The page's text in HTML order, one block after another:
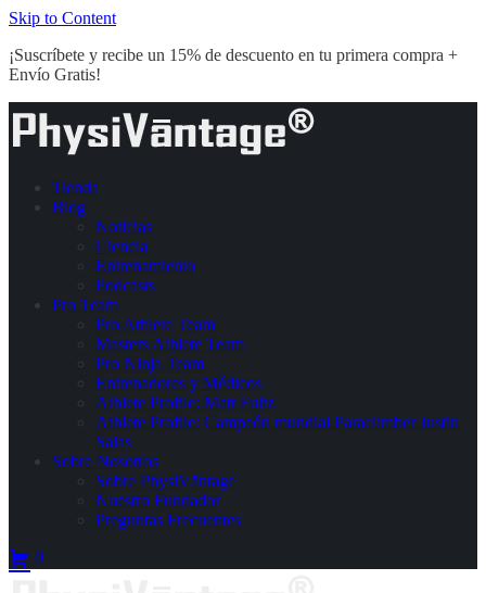
Skip to Content
¡Suscríbete y recibe un 15% de descuento en tu primera compra +
Envío Gratis!
Tienda
Blog
Noticias
Ciencia
Entrenamiento
Podcasts
Pro Team
Pro Athlete Team
Masters Athlete Team
Pro Ninja Team
Entrenadores y Médicos
Athlete Profile: Matt Fultz
Athlete Profile: Campeón mundial Paraclimber Justin
Salas
Sobre Nosotros
Sobre PhysiVāntage
Nuestro Fundador
Preguntas Frecuentes
0